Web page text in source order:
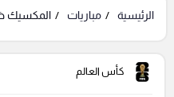
الرئيسية مباريات المكسيك
كأس العالم